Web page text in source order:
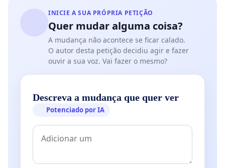
INICIE A SUA PRÓPRIA PETIÇÃO
Quer mudar alguma coisa?
A mudança não acontece se ficar calado.
O autor desta petição decidiu agir e fazer
ouvir a sua voz. Vai fazer o mesmo?
Descreva a mudança que quer ver
Potenciado por IA